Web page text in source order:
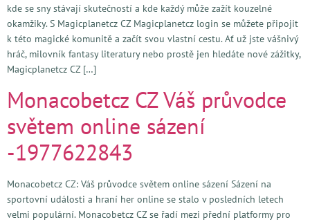
kde se sny stávají skutečností a kde každý může zažít kouzelné
okamžiky. S Magicplanetcz CZ Magicplanetcz login se můžete připojit
k této magické komunitě a začít svou vlastní cestu. Ať už jste vášnivý
hráč, milovník fantasy literatury nebo prostě jen hledáte nové zážitky,
Magicplanetcz CZ […]
Monacobetcz CZ Váš průvodce
světem online sázení
-1977622843
Monacobetcz CZ: Váš průvodce světem online sázení Sázení na
sportovní události a hraní her online se stalo v posledních letech
velmi populární. Monacobetcz CZ se řadí mezi přední platformy pro